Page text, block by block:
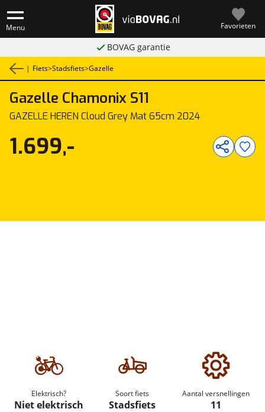
Menu Favorieten
BOVAG garantie
| Fiets>Stadsfiets>Gazelle
Gazelle Chamonix S11
GAZELLE HEREN Cloud Grey Mat 65cm 2024
Elektrisch?
Niet elektrisch
Soort fiets
Stadsfiets
Aantal versnellingen
11
1.699,-